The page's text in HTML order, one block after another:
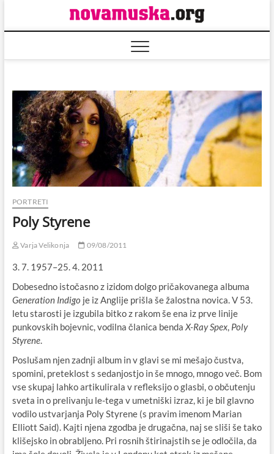
content
PORTRETI
Poly Styrene
Varja Velikonja 09/08/2011
3. 7. 1957–25. 4. 2011
Dobesedno istočasno z izidom dolgo pričakovanega albuma
Generation Indigo je iz Anglije prišla še žalostna novica. V 53.
letu starosti je izgubila bitko z rakom še ena iz prve linije
punkovskih bojevnic, vodilna članica benda X-Ray Spex, Poly
Styrene.
Poslušam njen zadnji album in v glavi se mi mešajo čustva,
spomini, preteklost s sedanjostjo in še mnogo, mnogo več. Bom
vse skupaj lahko artikulirala v refleksijo o glasbi, o občutenju
sveta in o prelivanju le-tega v umetniški izraz, ki je bil glavno
vodilo ustvarjanja Poly Styrene (s pravim imenom Marian
Elliott Said). Kajti njena zgodba je drugačna, naj se sliši še tako
klišejsko in obrabljeno. Pri rosnih štirinajstih se je odločila, da